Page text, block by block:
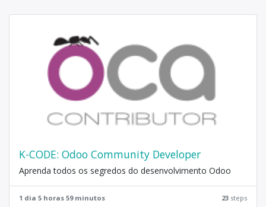
K-CODE: Odoo Community Developer
Aprenda todos os segredos do desenvolvimento Odoo
1 dia 5 horas 59 minutos 23 steps